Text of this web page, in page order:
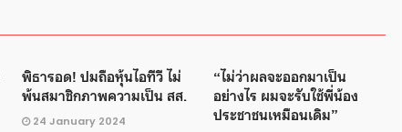
พิธารอด! ปมถือหุ้นไอทีวี ไม่
พ้นสมาชิกภาพความเป็น สส.
24 January 2024
“ไม่ว่าผลจะออกมาเป็น
อย่างไร ผมจะรับใช้พี่น้อง
ประชาชนเหมือนเดิม”